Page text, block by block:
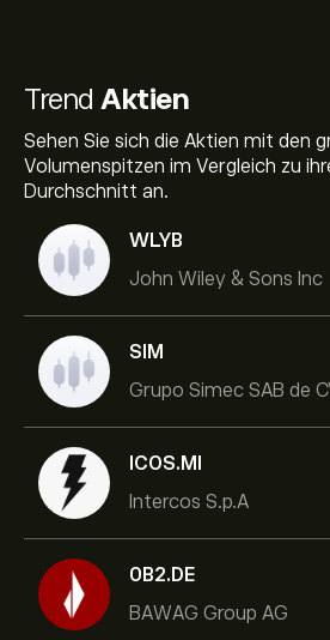
Trend Aktien
Sehen Sie sich die Aktien mit den
Volumenspitzen im Vergleich zu
Durchschnitt an.
WLYB
John Wiley & Sons Inc
SIM
Grupo Simec SAB de
ICOS.MI
Intercos S.p.A
0B2.DE
BAWAG Group AG